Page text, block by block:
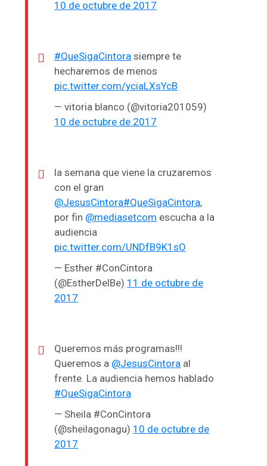
10 de octubre de 2017
#QueSigaCintora siempre te
hecharemos de menos
pic.twitter.com/yciaLXsYcB
— vitoria blanco (@vitoria201059)
10 de octubre de 2017
la semana que viene la cruzaremos
con el gran
@JesusCintora#QueSigaCintora,
por fin @mediasetcom escucha a la
audiencia
pic.twitter.com/UNDfB9K1sO
— Esther #ConCintora
(@EstherDelBe) 11 de octubre de
2017
Queremos más programas!!!
Queremos a @JesusCintora al
frente. La audiencia hemos hablado
#QueSigaCintora
— Sheila #ConCintora
(@sheilagonagu) 10 de octubre de
2017